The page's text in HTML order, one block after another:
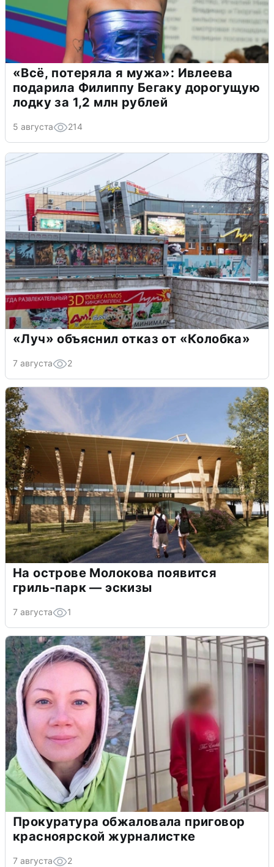
«Всё, потеряла я мужа»: Ивлеева
подарила Филиппу Бегаку дорогущую
лодку за 1,2 млн рублей
5 августа 214
«Луч» объяснил отказ от «Колобка»
7 августа 2
На острове Молокова появится
гриль-парк — эскизы
7 августа 1
Прокуратура обжаловала приговор
красноярской журналистке
7 августа 2